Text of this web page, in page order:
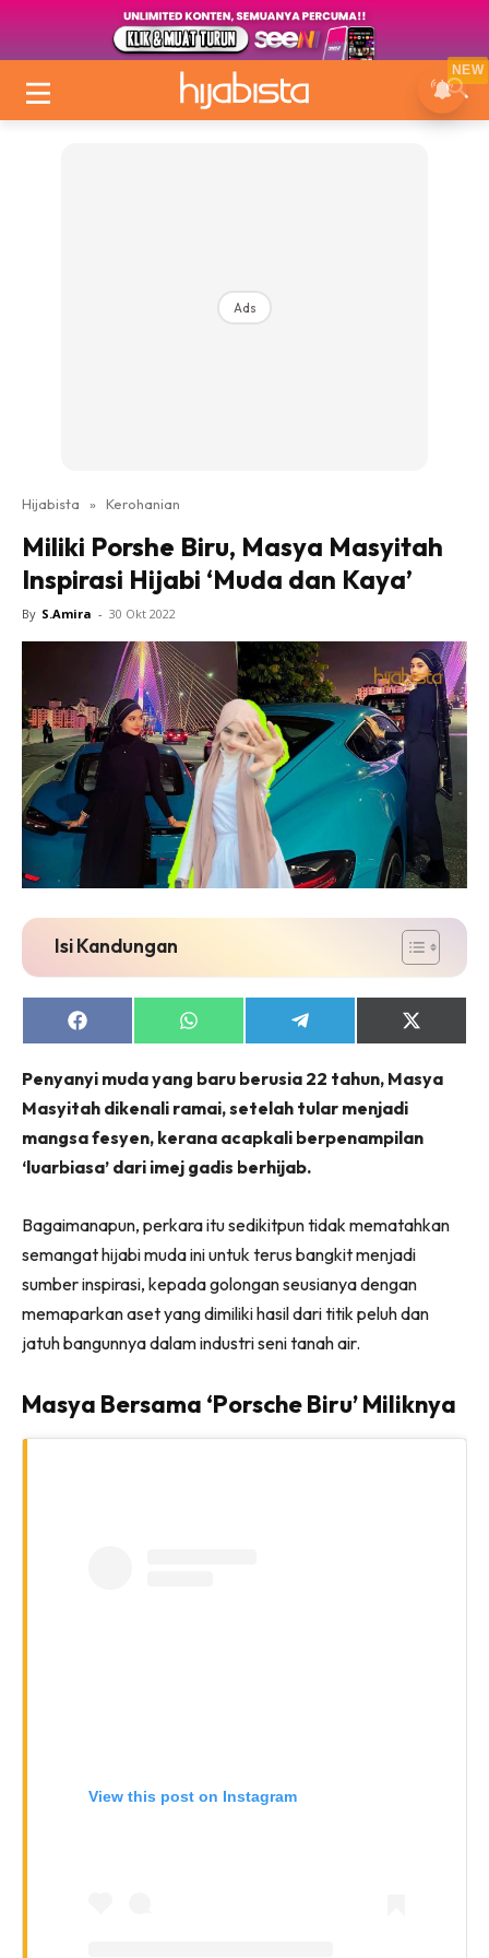
Ads
Hijabista » Kerohanian
Miliki Porshe Biru, Masya Masyitah
Inspirasi Hijabi ‘Muda dan Kaya’
By S.Amira - 30 Okt 2022
Isi Kandungan
Share
on
Share
on
Share
on
Share
on
(Twitter)
Penyanyi muda yang baru berusia 22 tahun, Masya
Masyitah dikenali ramai, setelah tular menjadi
mangsa fesyen, kerana acapkali berpenampilan
‘luarbiasa’ dari imej gadis berhijab.
Bagaimanapun, perkara itu sedikitpun tidak mematahkan
semangat hijabi muda ini untuk terus bangkit menjadi
sumber inspirasi, kepada golongan seusianya dengan
memaparkan aset yang dimiliki hasil dari titik peluh dan
jatuh bangunnya dalam industri seni tanah air.
Masya Bersama ‘Porsche Biru’ Miliknya
View this post on Instagram
NEW